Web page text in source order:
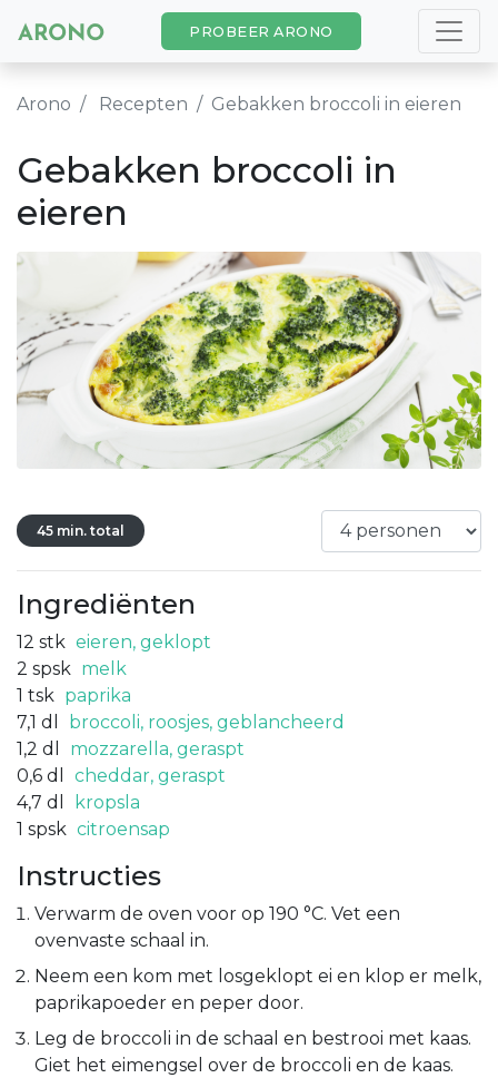
PROBEER ARONO
Arono Recepten Gebakken broccoli in eieren
Gebakken broccoli in
eieren
45 min. total
Ingrediënten
12 stk eieren, geklopt
2 spsk melk
1 tsk paprika
7,1 dl
broccoli, roosjes, geblancheerd
1,2 dl
mozzarella, geraspt
0,6 dl
cheddar, geraspt
4,7 dl
kropsla
1 spsk citroensap
Instructies
Verwarm de oven voor op 190 °C. Vet een
ovenvaste schaal in.
Neem een kom met losgeklopt ei en klop er melk,
paprikapoeder en peper door.
Leg de broccoli in de schaal en bestrooi met kaas.
Giet het eimengsel over de broccoli en de kaas.